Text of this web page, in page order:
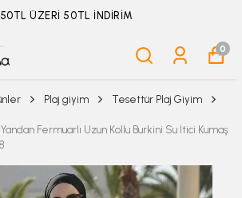
SİPARİŞ İADE TALEBİ İÇİN TIKLA
0
Plaj giyim
Tesettür Plaj Giyim
Fermuarlı Uzun Kollu Burkini Su İtici Kumaş